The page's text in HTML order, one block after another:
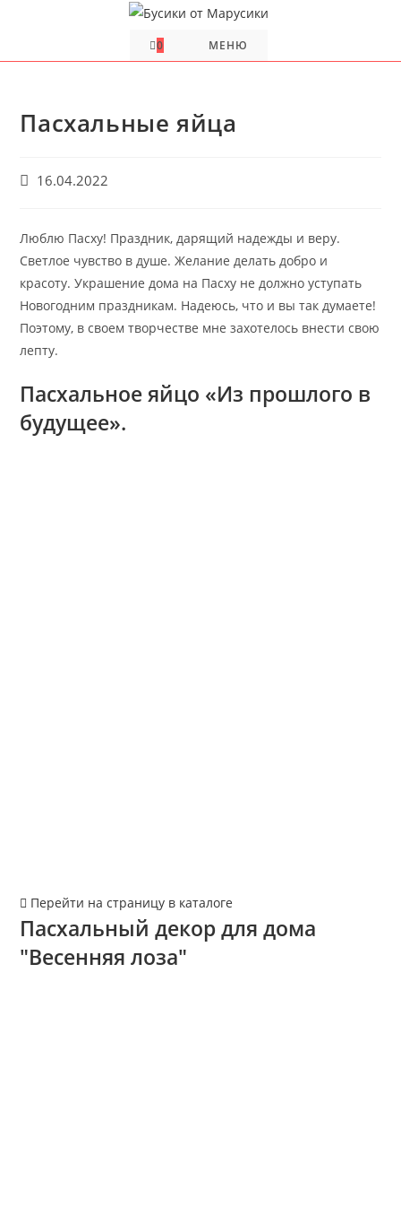
0 МЕНЮ
Пасхальные яйца
Запись
16.04.2022
Люблю Пасху! Праздник, дарящий надежды и веру.
Светлое чувство в душе. Желание делать добро и
красоту. Украшение дома на Пасху не должно уступать
Новогодним праздникам. Надеюсь, что и вы так думаете!
Поэтому, в своем творчестве мне захотелось внести свою
лепту.
Пасхальное яйцо «Из прошлого в
будущее».
Перейти на страницу в каталоге
Пасхальный декор для дома
"Весенняя лоза"